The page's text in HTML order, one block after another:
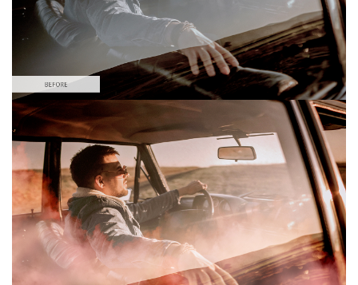
Kérlek, válassz
Free PNG Overlay #4
Small 800*533px
Smoke Effect